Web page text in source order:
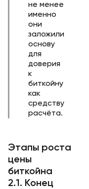
не менее
именно
они
заложили
основу
для
доверия
к
биткойну
как
средству
расчёта.
Этапы роста
цены
биткойна
2.1. Конец